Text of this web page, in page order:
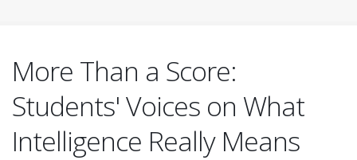
More Than a Score:
Students' Voices on What
Intelligence Really Means